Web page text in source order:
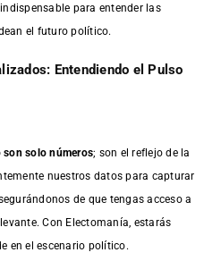
para entender las
el futuro político.
Entendiendo el Pulso
son solo números; son el reflejo de la
nuestros datos para capturar
de que tengas acceso a
Con Electomanía, estarás
en el escenario político.